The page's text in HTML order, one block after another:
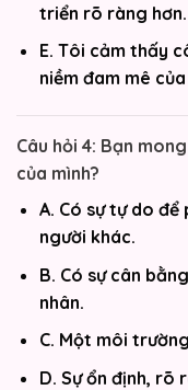
triển rõ ràng hơn.
E. Tôi cảm thấy
niềm đam mê
Câu hỏi 4: Bạn
của mình?
A. Có sự tự do
người khác.
B. Có sự cân
nhân.
C. Một môi
D. Sự ổn định, rõ